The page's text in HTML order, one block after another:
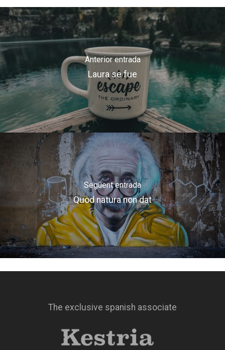
Anterior entrada
Laura se fue
Següent entrada
Quod natura non dat
The exclusive spanish associate